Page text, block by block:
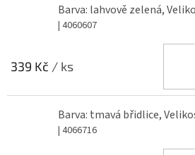
Barva: lahvově zelená,
| 4060607
339 Kč / ks
Barva: tmavá břidlice,
| 4066716